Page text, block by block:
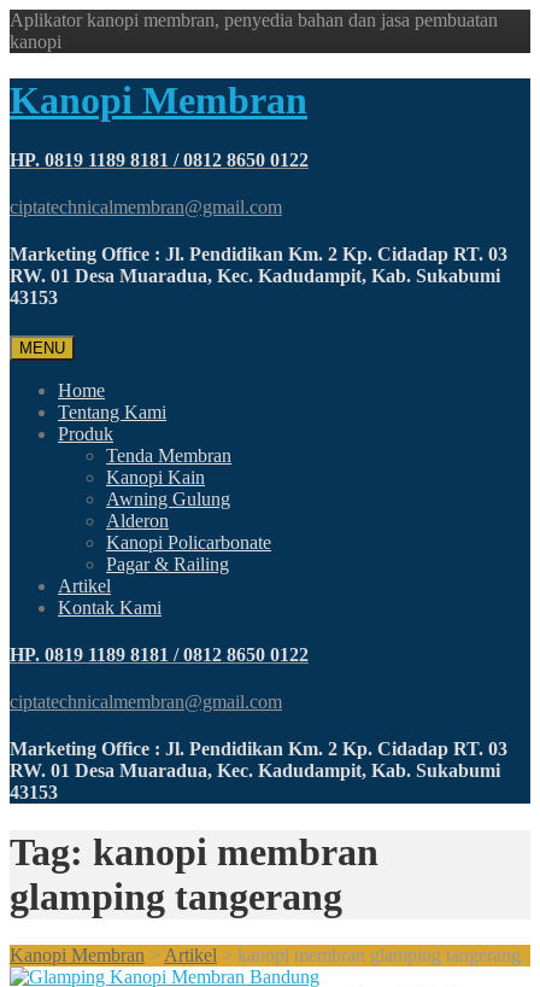
Aplikator kanopi membran, penyedia bahan dan jasa pembuatan
kanopi
Kanopi Membran
HP. 0819 1189 8181 / 0812 8650 0122
ciptatechnicalmembran@gmail.com
Marketing Office : Jl. Pendidikan Km. 2 Kp. Cidadap RT. 03
RW. 01 Desa Muaradua, Kec. Kadudampit, Kab. Sukabumi
43153
MENU
Home
Tentang Kami
Produk
Tenda Membran
Kanopi Kain
Awning Gulung
Alderon
Kanopi Policarbonate
Pagar & Railing
Artikel
Kontak Kami
HP. 0819 1189 8181 / 0812 8650 0122
ciptatechnicalmembran@gmail.com
Marketing Office : Jl. Pendidikan Km. 2 Kp. Cidadap RT. 03
RW. 01 Desa Muaradua, Kec. Kadudampit, Kab. Sukabumi
43153
Tag: kanopi membran
glamping tangerang
Kanopi Membran > Artikel > kanopi membran glamping tangerang